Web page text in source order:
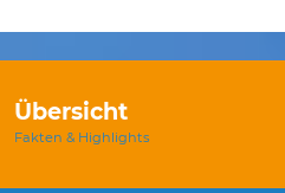
Übersicht
Fakten & Highlights